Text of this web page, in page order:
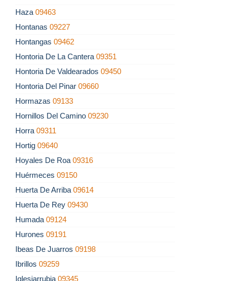
Haza 09463
Hontanas 09227
Hontangas 09462
Hontoria De La Cantera 09351
Hontoria De Valdearados 09450
Hontoria Del Pinar 09660
Hormazas 09133
Hornillos Del Camino 09230
Horra 09311
Hortig 09640
Hoyales De Roa 09316
Huérmeces 09150
Huerta De Arriba 09614
Huerta De Rey 09430
Humada 09124
Hurones 09191
Ibeas De Juarros 09198
Ibrillos 09259
Iglesiarrubia 09345